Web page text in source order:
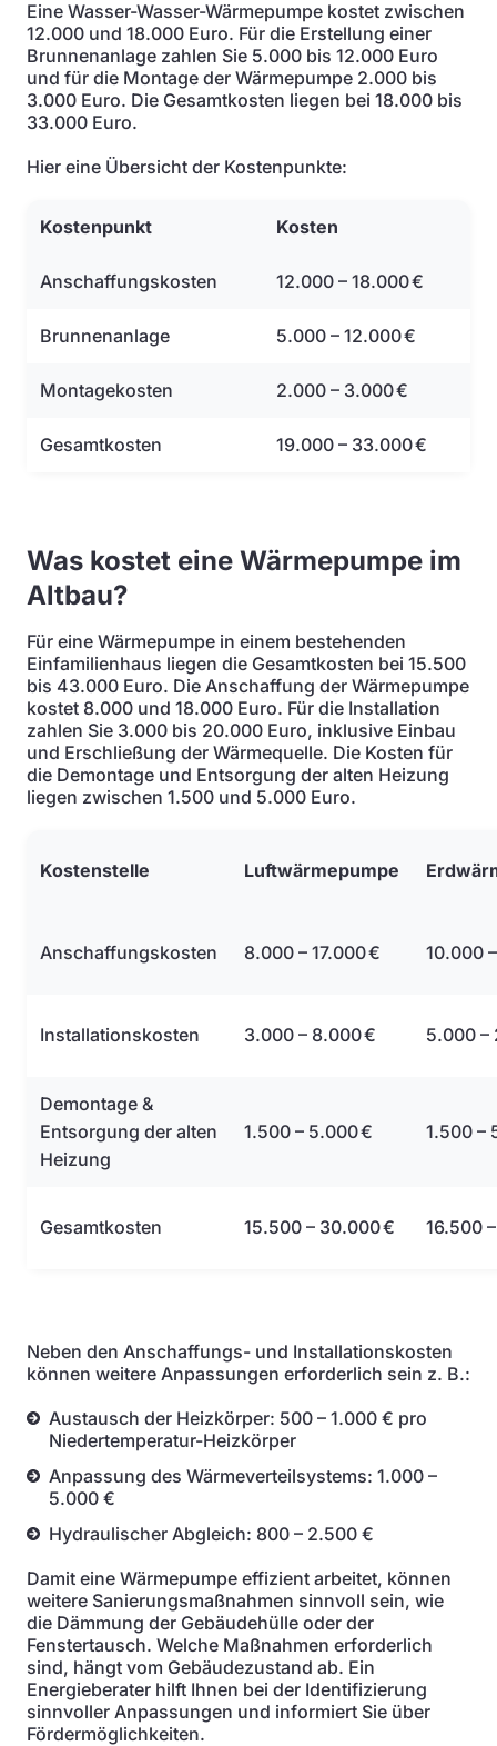
Eine Wasser-Wasser-Wärmepumpe kostet zwischen
12.000 und 18.000 Euro. Für die Erstellung einer
Brunnenanlage zahlen Sie 5.000 bis 12.000 Euro
und für die Montage der Wärmepumpe 2.000 bis
3.000 Euro. Die Gesamtkosten liegen bei 18.000 bis
33.000 Euro.
Hier eine Übersicht der Kostenpunkte:
Kostenpunkt Kosten
Anschaffungskosten 12.000 – 18.000 €
Brunnenanlage 5.000 – 12.000 €
Montagekosten 2.000 – 3.000 €
Gesamtkosten 19.000 – 33.000 €
Was kostet eine Wärmepumpe im
Altbau?
Für eine Wärmepumpe in einem bestehenden
Einfamilienhaus liegen die Gesamtkosten bei 15.500
bis 43.000 Euro. Die Anschaffung der Wärmepumpe
kostet 8.000 und 18.000 Euro. Für die Installation
zahlen Sie 3.000 bis 20.000 Euro, inklusive Einbau
und Erschließung der Wärmequelle. Die Kosten für
die Demontage und Entsorgung der alten Heizung
liegen zwischen 1.500 und 5.000 Euro.
Kostenstelle Luftwärmepumpe
Anschaffungskosten 8.000 – 17.000 € 10.000
Installationskosten 3.000 – 8.000 € 5.000 –
Demontage &
Entsorgung der alten
Heizung
1.500 – 5.000 € 1.500 –
Gesamtkosten 15.500 – 30.000 € 16.500
Neben den Anschaffungs- und Installationskosten
können weitere Anpassungen erforderlich sein z. B.:
Austausch der Heizkörper: 500 – 1.000 € pro
Niedertemperatur-Heizkörper
Anpassung des Wärmeverteilsystems: 1.000 –
5.000 €
Hydraulischer Abgleich: 800 – 2.500 €
Damit eine Wärmepumpe effizient arbeitet, können
weitere Sanierungsmaßnahmen sinnvoll sein, wie
die Dämmung der Gebäudehülle oder der
Fenstertausch. Welche Maßnahmen erforderlich
sind, hängt vom Gebäudezustand ab. Ein
Energieberater hilft Ihnen bei der Identifizierung
sinnvoller Anpassungen und informiert Sie über
Fördermöglichkeiten.